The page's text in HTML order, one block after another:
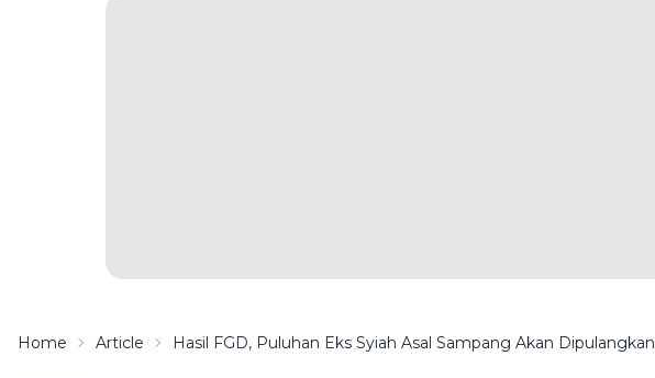
Home Article Hasil FGD, Puluhan Eks Syiah Asal Sampang Akan Dipulangkan